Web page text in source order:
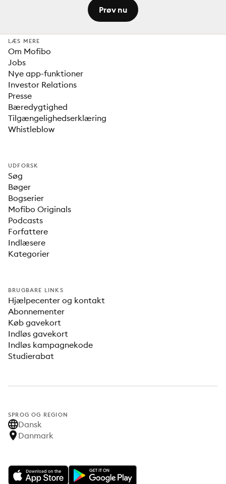
Prøv nu
LÆS MERE
Om Mofibo
Jobs
Nye app-funktioner
Investor Relations
Presse
Bæredygtighed
Tilgængelighedserklæring
Whistleblow
UDFORSK
Søg
Bøger
Bogserier
Mofibo Originals
Podcasts
Forfattere
Indlæsere
Kategorier
BRUGBARE LINKS
Hjælpecenter og kontakt
Abonnementer
Køb gavekort
Indløs gavekort
Indløs kampagnekode
Studierabat
SPROG OG REGION
Dansk
Danmark